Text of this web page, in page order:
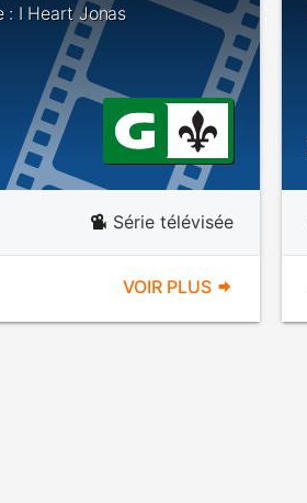
: I Heart Jonas
Série télévisée
VOIR PLUS